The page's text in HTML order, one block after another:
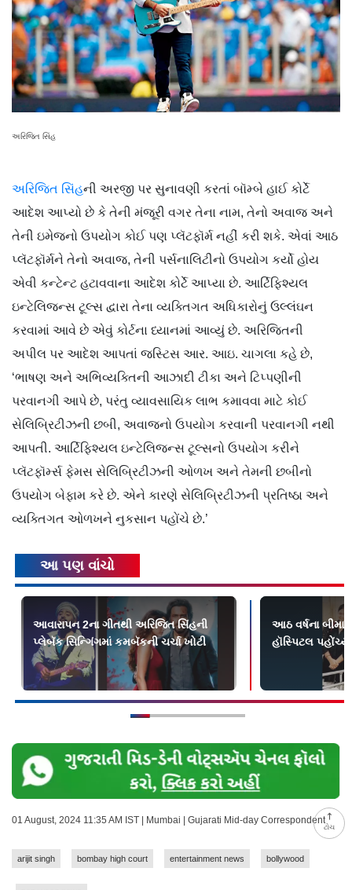
ટોચ
અરિજિત સિંહ
અરિજિત સિંહની અરજી પર સુનાવણી કરતાં બૉમ્બે હાઈ કોર્ટે
આદેશ આપ્યો છે કે તેની મંજૂરી વગર તેના નામ, તેનો અવાજ અને
તેની ઇમેજનો ઉપયોગ કોઈ પણ પ્લૅટફૉર્મ નહીં કરી શકે. એવાં આઠ
પ્લૅટફૉર્મને તેનો અવાજ, તેની પર્સનાલિટીનો ઉપયોગ કર્યો હોય
એવી કન્ટેન્ટ હટાવવાના આદેશ કોર્ટે આપ્યા છે. આર્ટિ​ફિશ્યલ
ઇન્ટેલિજન્સ ટૂલ્સ દ્વારા તેના વ્યક્તિગત અધિકારોનું ઉલ્લંઘન
કરવામાં આવે છે એવું કોર્ટના ધ્યાનમાં આવ્યું છે. અરિજિતની
અપીલ પર આદેશ આપતાં જસ્ટિસ આર. આઇ. ચાગલા કહે છે,
‘ભાષણ અને અભિવ્યક્તિની આઝાદી ટીકા અને ટિપ્પણીની
પરવાનગી આપે છે, પરંતુ વ્યાવસાયિક લાભ કમાવવા માટે કોઈ
સેલિબ્રિટીઝની છબી, અવાજનો ઉપયોગ કરવાની પરવાનગી નથી
આપતી. આર્ટિ​ફિશ્યલ ઇન્ટેલિજન્સ ટૂલ્સનો ઉપયોગ કરીને
પ્લૅટફૉર્મ્સ ફેમસ સેલિબ્રિટીઝની ઓળખ અને તેમની છબીનો
ઉપયોગ બેફામ કરે છે. એને કારણે સેલિબ્રિટીઝની પ્રતિષ્ઠા અને
વ્યક્તિગત ઓળખને નુકસાન પહોંચે છે.’
આ પણ વાંચો
આવારાપન 2ના ગીતથી અરિજિત સિંહની
પ્લેબૅક સિન્ગિંગમાં કમબૅકની ચર્ચા ખોટી
આઠ વર્ષના
હૉસ્પિટલ
01 August, 2024 11:35 AM IST | Mumbai | Gujarati Mid-day Correspondent
arijit singh bombay high court entertainment news bollywood